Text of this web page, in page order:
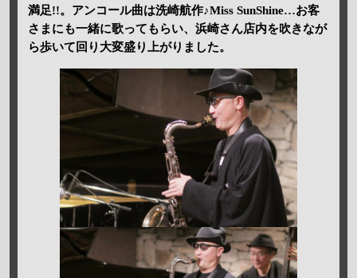
満足!!。アンコール曲は洗崎航作♪Miss SunShine…お客
さまにも一緒に歌ってもらい、浜崎さん店内を吹きなが
ら歩いて回り大変盛り上がりました。